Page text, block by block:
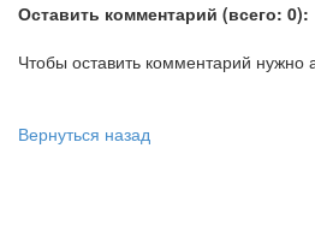
Оставить комментарий (всего: 0):
Чтобы оставить комментарий нужно
Вернуться назад